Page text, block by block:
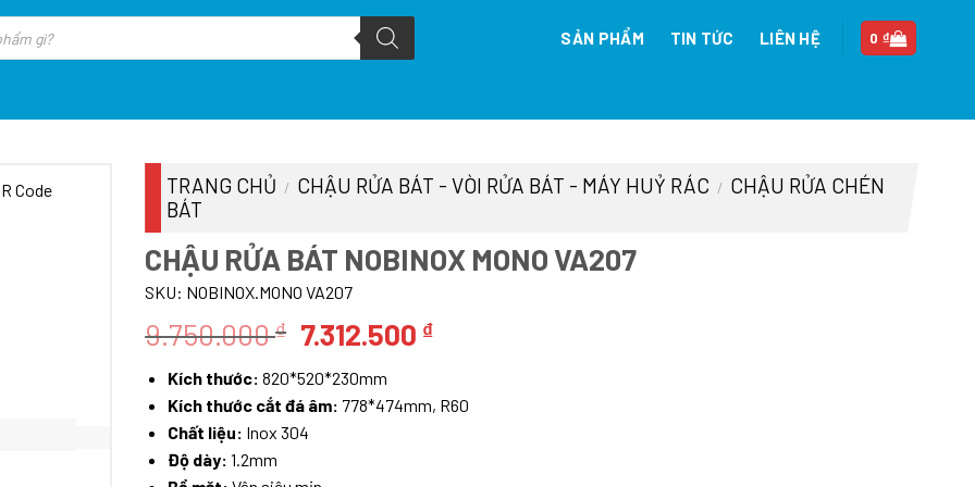
SẢN PHẨM TIN TỨC LIÊN HỆ 0₫
TRANG CHỦ / CHẬU RỬA BÁT - VÒI RỬA BÁT - MÁY HUỶ RÁC / CHẬU RỬA CHÉN
BÁT
CHẬU RỬA BÁT NOBINOX MONO VA207
SKU: NOBINOX.MONO VA207
9.750.000₫ Giá
là:
9.750.000 ₫.
7.312.500 ₫Giá
tại
là:
Kích thước: 820*520*230mm
Kích thước cắt đá âm: 778*474mm, R60
Chất liệu: Inox 304
Độ dày: 1.2mm